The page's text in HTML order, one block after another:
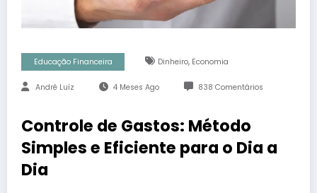
Educação Financeira Dinheiro, Economia
André Luíz 4 Meses Ago 838 Comentários
Controle de Gastos: Método
Simples e Eficiente para o Dia a
Dia